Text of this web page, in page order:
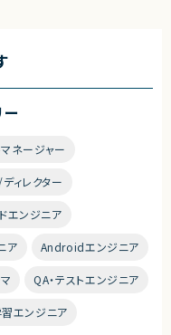
ネージャー
ィレクター
エンジニア
ア Androidエンジニア
QA・テストエンジニア
エンジニア